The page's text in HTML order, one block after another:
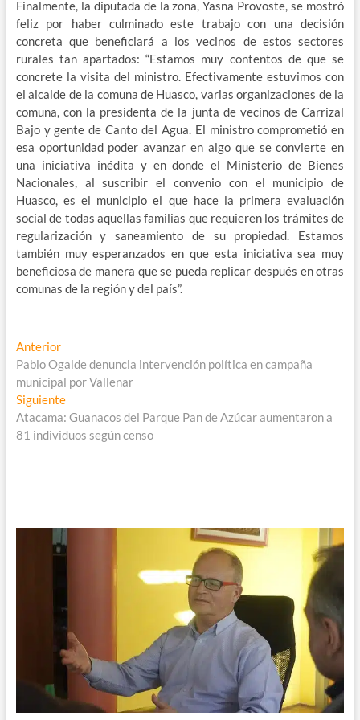
Finalmente, la diputada de la zona, Yasna Provoste, se mostró
feliz por haber culminado este trabajo con una decisión
concreta que beneficiará a los vecinos de estos sectores
rurales tan apartados: “Estamos muy contentos de que se
concrete la visita del ministro. Efectivamente estuvimos con
el alcalde de la comuna de Huasco, varias organizaciones de la
comuna, con la presidenta de la junta de vecinos de Carrizal
Bajo y gente de Canto del Agua. El ministro comprometió en
esa oportunidad poder avanzar en algo que se convierte en
una iniciativa inédita y en donde el Ministerio de Bienes
Nacionales, al suscribir el convenio con el municipio de
Huasco, es el municipio el que hace la primera evaluación
social de todas aquellas familias que requieren los trámites de
regularización y saneamiento de su propiedad. Estamos
también muy esperanzados en que esta iniciativa sea muy
beneficiosa de manera que se pueda replicar después en otras
comunas de la región y del país”.
Navegación
de
entradas
AnteriorEntrada
anterior:
Pablo Ogalde denuncia intervención política en campaña
municipal por Vallenar
SiguienteEntrada
siguiente:
Atacama: Guanacos del Parque Pan de Azúcar aumentaron a
81 individuos según censo